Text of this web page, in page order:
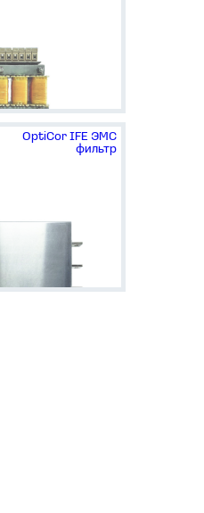
OptiCor IFE ЭМС
фильтр